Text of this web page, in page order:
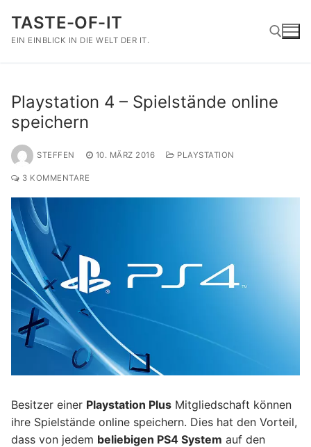
Inhalt
springen
TASTE-OF-IT
EIN EINBLICK IN DIE WELT DER IT.
Playstation 4 – Spielstände online
speichern
STEFFEN 10. MÄRZ 2016 PLAYSTATION
3 KOMMENTARE
Besitzer einer Playstation Plus Mitgliedschaft können
ihre Spielstände online speichern. Dies hat den Vorteil,
dass von jedem beliebigen PS4 System auf den